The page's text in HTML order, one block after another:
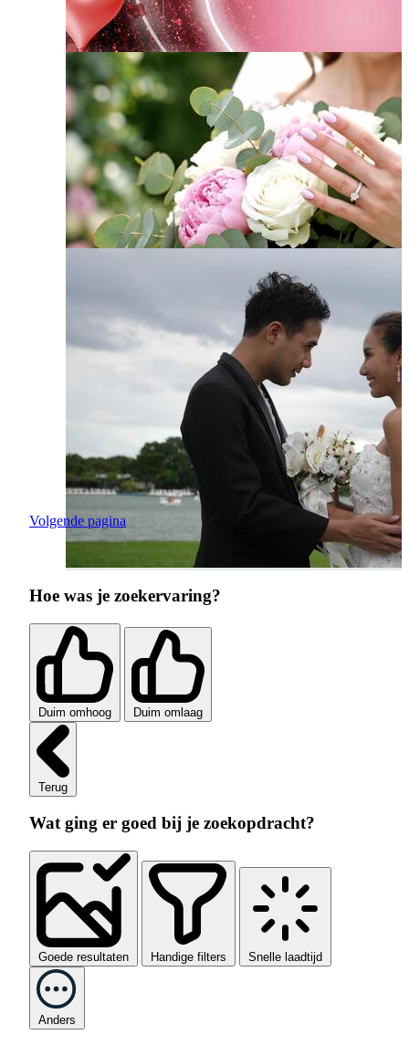
Volgende pagina
Hoe was je zoekervaring?
Duim omhoog Duim omlaag
Terug
Wat ging er goed bij je zoekopdracht?
Goede resultaten Handige filters Snelle laadtijd
Anders